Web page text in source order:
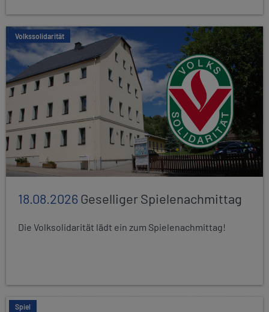
Volkssolidarität
18.08.2026Geselliger Spielenachmittag
Die Volksolidarität lädt ein zum Spielenachmittag!
Spiel